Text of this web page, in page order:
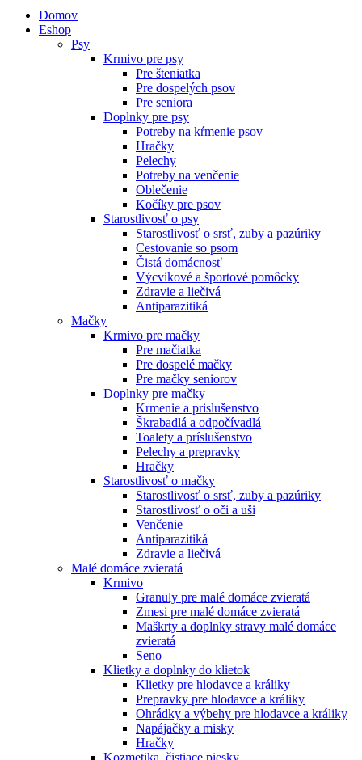
Domov
Eshop
Psy
Krmivo pre psy
Pre šteniatka
Pre dospelých psov
Pre seniora
Doplnky pre psy
Potreby na kŕmenie psov
Hračky
Pelechy
Potreby na venčenie
Oblečenie
Kočíky pre psov
Starostlivosť o psy
Starostlivosť o srsť, zuby a pazúriky
Cestovanie so psom
Čistá domácnosť
Výcvikové a športové pomôcky
Zdravie a liečivá
Antiparazitiká
Mačky
Krmivo pre mačky
Pre mačiatka
Pre dospelé mačky
Pre mačky seniorov
Doplnky pre mačky
Krmenie a prislušenstvo
Škrabadlá a odpočívadlá
Toalety а príslušenstvo
Pelechy a prepravky
Hračky
Starostlivosť o mačky
Starostlivosť o srsť, zuby a pazúriky
Starostlivosť o oči a uši
Venčenie
Antiparazitiká
Zdravie a liečivá
Malé domáce zvieratá
Krmivo
Granuly pre malé domáce zvieratá
Zmesi pre malé domáce zvieratá
Maškrty a doplnky stravy malé domáce
zvieratá
Seno
Klietky a doplnky do klietok
Klietky pre hlodavce a králiky
Prepravky pre hlodavce a králiky
Ohrádky a výbehy pre hlodavce a králiky
Napájačky a misky
Hračky
Kozmetika, čistiace piesky